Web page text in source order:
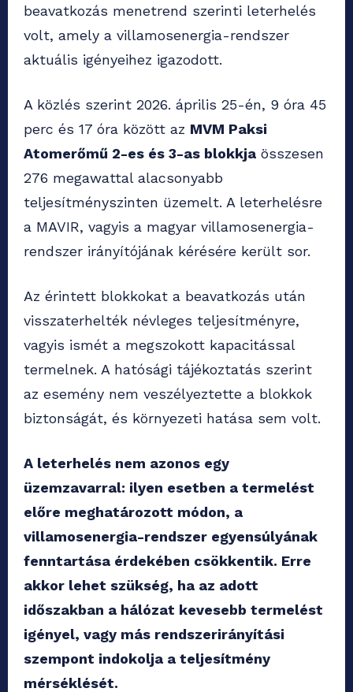
beavatkozás menetrend szerinti leterhelés
volt, amely a villamosenergia-rendszer
aktuális igényeihez igazodott.
A közlés szerint 2026. április 25-én, 9 óra 45
perc és 17 óra között az MVM Paksi
Atomerőmű 2-es és 3-as blokkja összesen
276 megawattal alacsonyabb
teljesítményszinten üzemelt. A leterhelésre
a MAVIR, vagyis a magyar villamosenergia-
rendszer irányítójának kérésére került sor.
Az érintett blokkokat a beavatkozás után
visszaterhelték névleges teljesítményre,
vagyis ismét a megszokott kapacitással
termelnek. A hatósági tájékoztatás szerint
az esemény nem veszélyeztette a blokkok
biztonságát, és környezeti hatása sem volt.
A leterhelés nem azonos egy
üzemzavarral: ilyen esetben a termelést
előre meghatározott módon, a
villamosenergia-rendszer egyensúlyának
fenntartása érdekében csökkentik. Erre
akkor lehet szükség, ha az adott
időszakban a hálózat kevesebb termelést
igényel, vagy más rendszerirányítási
szempont indokolja a teljesítmény
mérséklését.